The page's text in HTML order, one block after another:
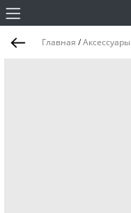
Главная /Аксессуары